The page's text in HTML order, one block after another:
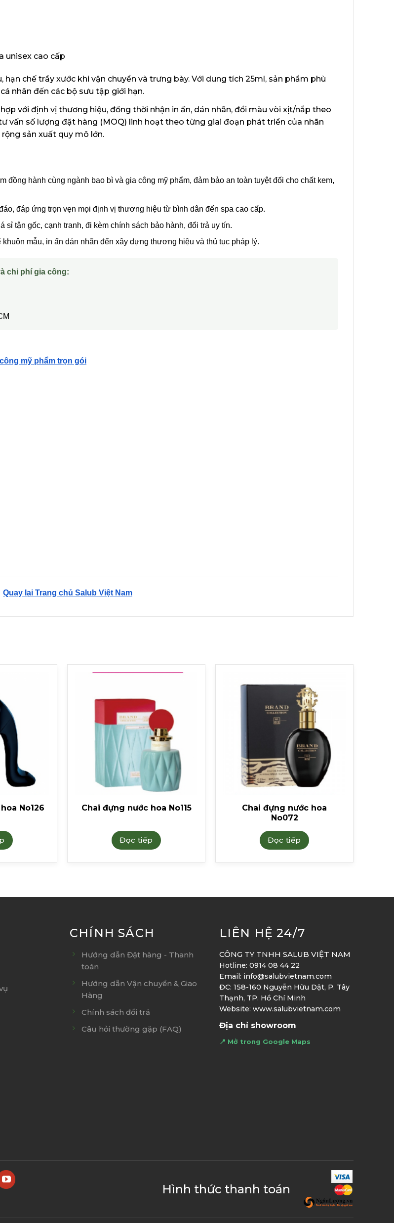
unisex cao cấp
hạn chế trầy xước khi vận chuyển và trưng bày. Với dung tích 25ml, sản phẩm phù
nhân đến các bộ sưu tập giới hạn.
với định vị thương hiệu, đồng thời nhận in ấn, dán nhãn, đổi màu vòi xịt/nắp theo
vấn số lượng đặt hàng (MOQ) linh hoạt theo từng giai đoạn phát triển của nhãn
sản xuất quy mô lớn.
đồng hành cùng ngành bao bì và gia công mỹ phẩm, đảm bảo an toàn tuyệt đối cho chất kem,
đáp ứng trọn vẹn mọi định vị thương hiệu từ bình dân đến spa cao cấp.
sỉ tận gốc, cạnh tranh, đi kèm chính sách bảo hành, đổi trả uy tín.
mẫu, in ấn dán nhãn đến xây dựng thương hiệu và thủ tục pháp lý.
chi phí gia công:
mỹ phẩm trọn gói
Quay lại Trang chủ Salub Việt Nam
No126 Chai đựng nước hoa No115
Đọc tiếp
Chai đựng nước hoa
No072
Đọc tiếp
CHÍNH SÁCH
Hướng dẫn Đặt hàng - Thanh
toán
Hướng dẫn Vận chuyển & Giao
Hàng
Chính sách đổi trả
Câu hỏi thường gặp (FAQ)
LIÊN HỆ 24/7
CÔNG TY TNHH SALUB VIỆT NAM
Hotline: 0914 08 44 22
Email: info@salubvietnam.com
ĐC: 158-160 Nguyễn Hữu Dật, P. Tây
Thạnh, TP. Hồ Chí Minh
Website: www.salubvietnam.com
Địa chỉ showroom
📍 Mở trong Google Maps
Hình thức thanh toán